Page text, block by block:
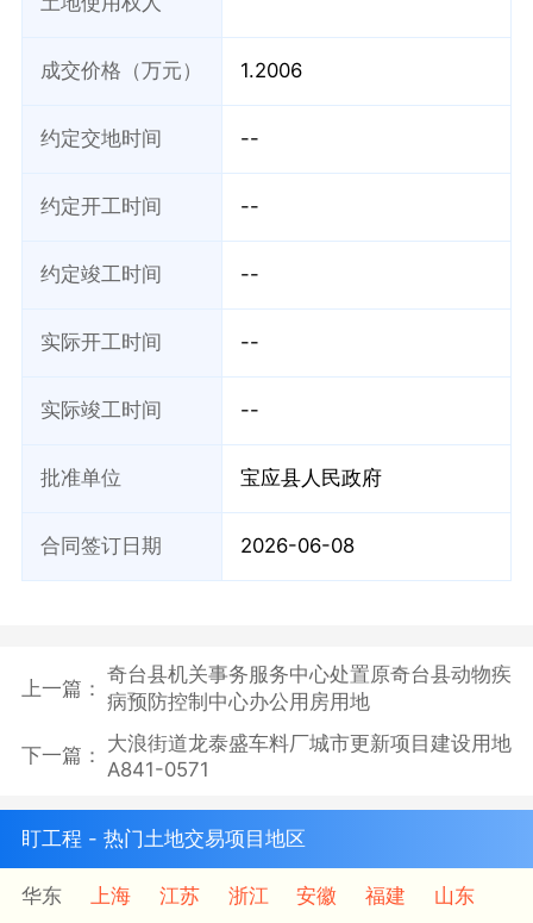
成交价格（万元） 1.2006
约定交地时间 --
约定开工时间 --
约定竣工时间 --
实际开工时间 --
实际竣工时间 --
批准单位 宝应县人民政府
合同签订日期 2026-06-08
上一篇：
奇台县机关事务服务中心处置原奇台县动物疾
病预防控制中心办公用房用地
下一篇： 大浪街道龙泰盛车料厂城市更新项目建设用地
A841-0571
盯工程 - 热门土地交易项目地区
华东 上海 江苏 浙江 安徽 福建
山东